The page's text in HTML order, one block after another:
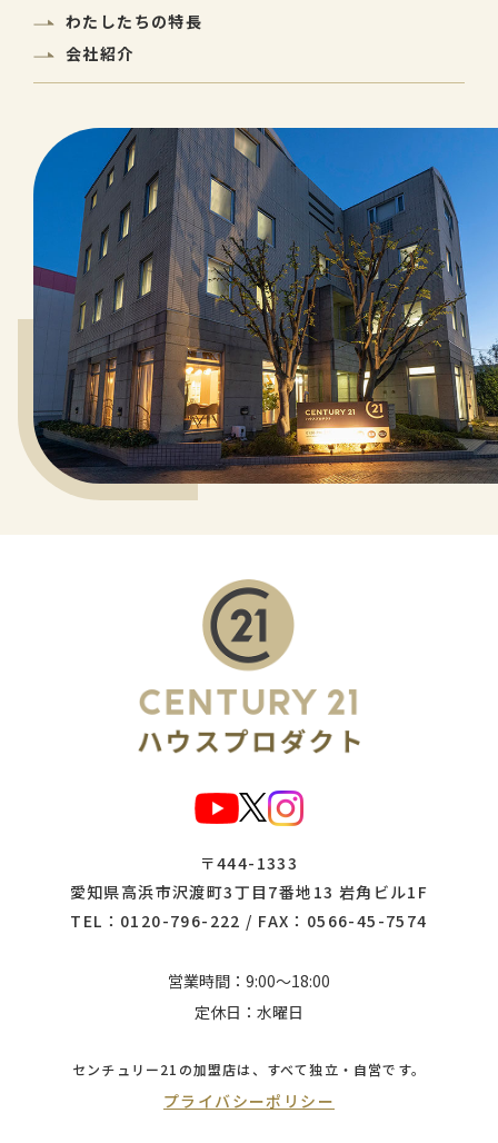
わたしたちの特長
会社紹介
〒444-1333
愛知県高浜市沢渡町3丁目7番地13 岩角ビル1F
TEL： 0120-796-222 / FAX：0566-45-7574
営業時間：9:00～18:00
定休日：水曜日
センチュリー21の加盟店は、 すべて独立・自営です。
プライバシーポリシー